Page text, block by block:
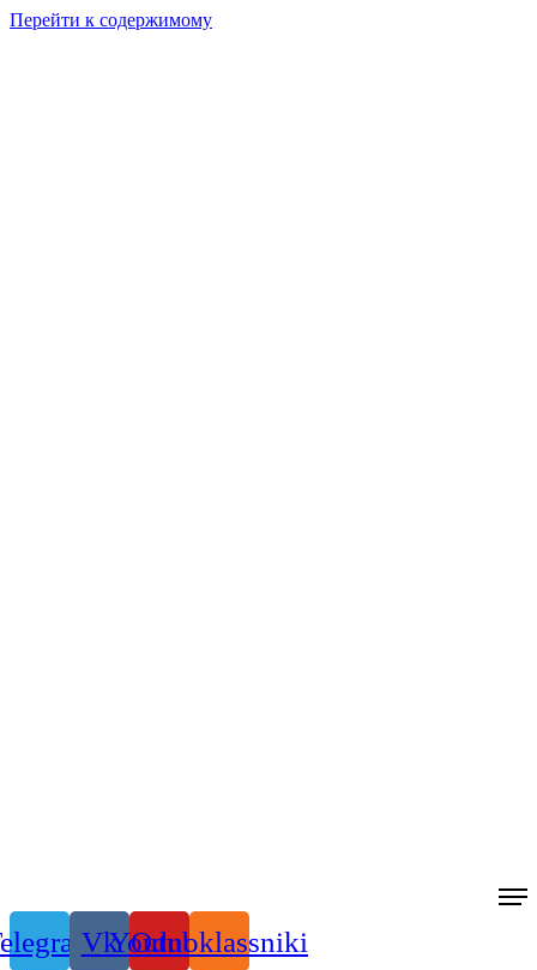
Перейти к содержимому
VkYoutube
Odnoklassniki